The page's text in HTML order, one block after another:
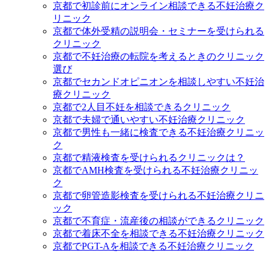
京都で初診前にオンライン相談できる不妊治療ク
リニック
京都で体外受精の説明会・セミナーを受けられる
クリニック
京都で不妊治療の転院を考えるときのクリニック
選び
京都でセカンドオピニオンを相談しやすい不妊治
療クリニック
京都で2人目不妊を相談できるクリニック
京都で夫婦で通いやすい不妊治療クリニック
京都で男性も一緒に検査できる不妊治療クリニッ
ク
京都で精液検査を受けられるクリニックは？
京都でAMH検査を受けられる不妊治療クリニッ
ク
京都で卵管造影検査を受けられる不妊治療クリニ
ック
京都で不育症・流産後の相談ができるクリニック
京都で着床不全を相談できる不妊治療クリニック
京都でPGT-Aを相談できる不妊治療クリニック